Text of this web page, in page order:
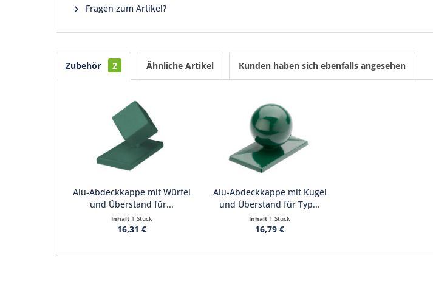
Fragen zum Artikel?
Zubehör 2 Ähnliche Artikel Kunden haben sich ebenfalls angesehen
Alu-Abdeckkappe mit Würfel
und Überstand für...
Inhalt 1 Stück
16,31 €
Alu-Abdeckkappe mit Kugel
und Überstand für Typ...
Inhalt 1 Stück
16,79 €